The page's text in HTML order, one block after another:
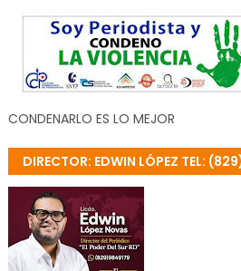
CONDENARLO ES LO MEJOR
DIRECTOR: EDWIN LÓPEZ TEL: